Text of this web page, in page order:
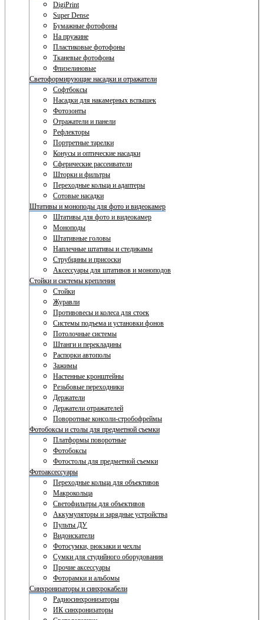
DigiPrint
Super Dense
Бумажные фотофоны
На пружине
Пластиковые фотофоны
Тканевые фотофоны
Флизелиновые
Светоформирующие насадки и отражатели
Софтбоксы
Насадки для накамерных вспышек
Фотозонты
Отражатели и панели
Рефлекторы
Портретные тарелки
Конусы и оптические насадки
Сферические рассеиватели
Шторки и фильтры
Переходные кольца и адаптеры
Сотовые насадки
Штативы и моноподы для фото и видеокамер
Штативы для фото и видеокамер
Моноподы
Штативные головы
Наплечные штативы и стедикамы
Струбцины и присоски
Аксессуары для штативов и моноподов
Стойки и системы крепления
Стойки
Журавли
Противовесы и колеса для стоек
Системы подъема и установки фонов
Потолочные системы
Штанги и перекладины
Распорки автополы
Зажимы
Настенные кронштейны
Резьбовые переходники
Держатели
Держатели отражателей
Поворотные консоли-стробофреймы
Фотобоксы и столы для предметной съемки
Платформы поворотные
Фотобоксы
Фотостолы для предметной съемки
Фотоаксессуары
Переходные кольца для объективов
Макрокольца
Светофильтры для объективов
Аккумуляторы и зарядные устройства
Пульты ДУ
Видоискатели
Фотосумки, рюкзаки и чехлы
Сумки для студийного оборудования
Прочие аксессуары
Фоторамки и альбомы
Синхронизаторы и синхрокабели
Радиосинхронизаторы
ИК синхронизаторы